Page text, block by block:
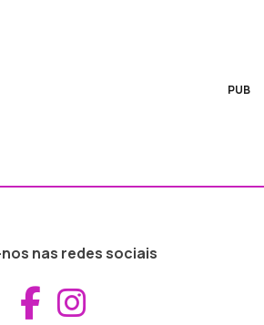
PUB
nas redes sociais
Aceder ao